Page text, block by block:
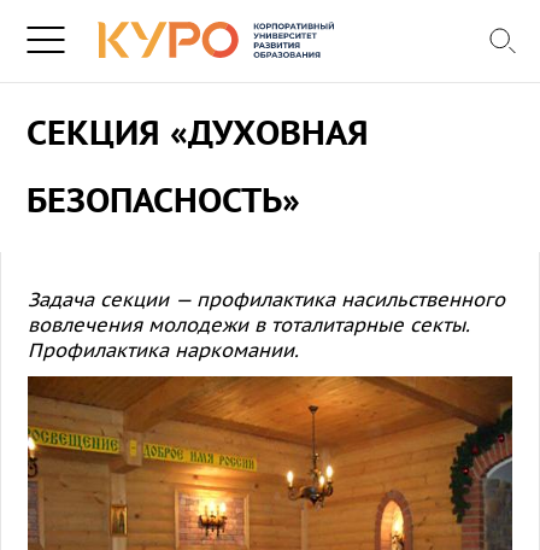
СЕКЦИЯ «ДУХОВНАЯ
БЕЗОПАСНОСТЬ»
Задача секции — профилактика насильственного
вовлечения молодежи в тоталитарные секты.
Профилактика наркомании.